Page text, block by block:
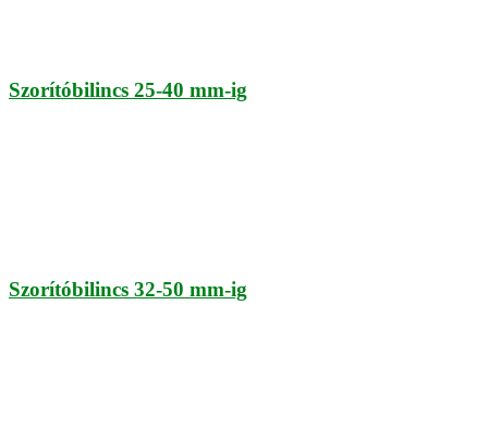
Szorítóbilincs 25-40 mm-ig
Szorítóbilincs 32-50 mm-ig